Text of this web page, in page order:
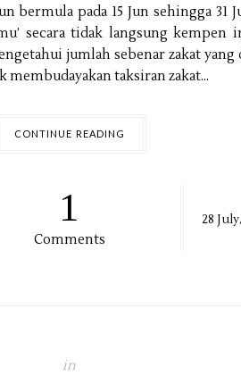
bermula pada 15 Jun sehingga 31
secara tidak langsung
jumlah sebenar zakat
taksiran zakat...
CONTINUE READING
1
Comments
28 July,
in